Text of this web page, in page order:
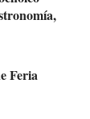
Feria